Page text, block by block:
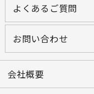
よくあるご質問
お問い合わせ
会社概要